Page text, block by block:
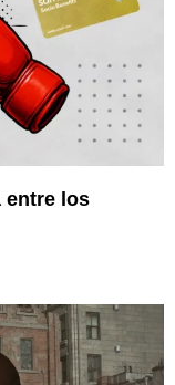
entre los